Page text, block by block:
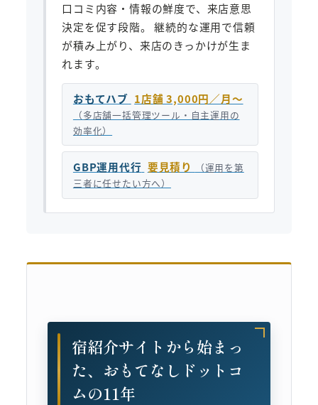
口コミ内容・情報の鮮度で、来店意思
決定を促す段階。 継続的な運用で信頼
が積み上がり、来店のきっかけが生ま
れます。
おもてハブ 1店舗 3,000円／月〜
（多店舗一括管理ツール・自主運用の
効率化）
GBP運用代行 要見積り
（運用を第
三者に任せたい方へ）
宿紹介サイトから始まっ
た、おもてなしドットコ
ムの11年